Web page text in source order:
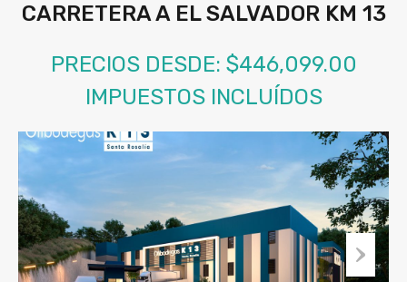
CARRETERA A EL SALVADOR KM 13
PRECIOS DESDE: $446,099.00
IMPUESTOS INCLUÍDOS